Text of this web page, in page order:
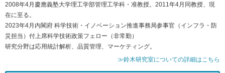
2008年4月慶應義塾大学理工学部管理工学科・准教授。2011年4月同教授、現
在に至る。
2023年4月内閣府 科学技術・イノベーション推進事務局参事官（インフラ・防
災担当）付上席科学技術政策フェロー（非常勤）
研究分野は応用統計解析、品質管理、マーケティング。
≫鈴木研究室についての詳細はこちら